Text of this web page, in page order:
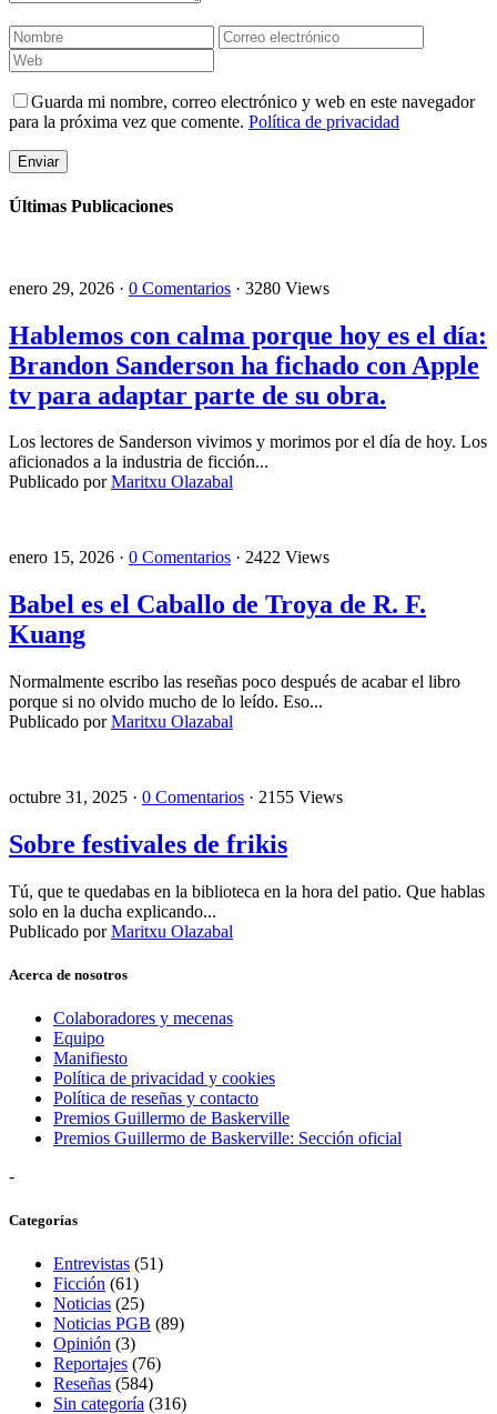
Guarda mi nombre, correo electrónico y web en este navegador
para la próxima vez que comente. Política de privacidad
Últimas Publicaciones
enero 29, 2026 · 0 Comentarios · 3280 Views
Hablemos con calma porque hoy es el día:
Brandon Sanderson ha fichado con Apple
tv para adaptar parte de su obra.
Los lectores de Sanderson vivimos y morimos por el día de hoy. Los
aficionados a la industria de ficción...
Publicado porMaritxu Olazabal
enero 15, 2026 · 0 Comentarios · 2422 Views
Babel es el Caballo de Troya de R. F.
Kuang
Normalmente escribo las reseñas poco después de acabar el libro
porque si no olvido mucho de lo leído. Eso...
Publicado porMaritxu Olazabal
octubre 31, 2025 · 0 Comentarios · 2155 Views
Sobre festivales de frikis
Tú, que te quedabas en la biblioteca en la hora del patio. Que hablas
solo en la ducha explicando...
Publicado porMaritxu Olazabal
Acerca de nosotros
Colaboradores y mecenas
Equipo
Manifiesto
Política de privacidad y cookies
Política de reseñas y contacto
Premios Guillermo de Baskerville
Premios Guillermo de Baskerville: Sección oficial
-
Categorías
Entrevistas (51)
Ficción (61)
Noticias (25)
Noticias PGB (89)
Opinión (3)
Reportajes (76)
Reseñas (584)
Sin categoría (316)